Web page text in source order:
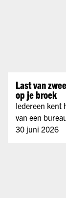
Last van
op je broek
Iedereen kent
van een
donkere
30 juni 2026